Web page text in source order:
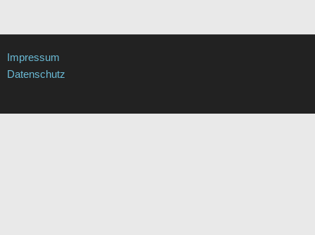
Impressum
Datenschutz